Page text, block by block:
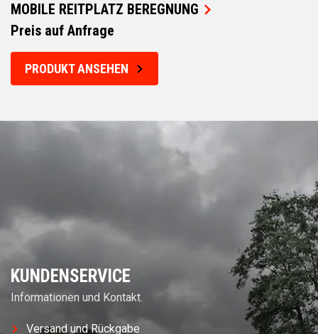
MOBILE REITPLATZ BEREGNUNG
Preis auf Anfrage
PRODUKT ANSEHEN
KUNDENSERVICE
Informationen und Kontakt.
Versand und Rückgabe